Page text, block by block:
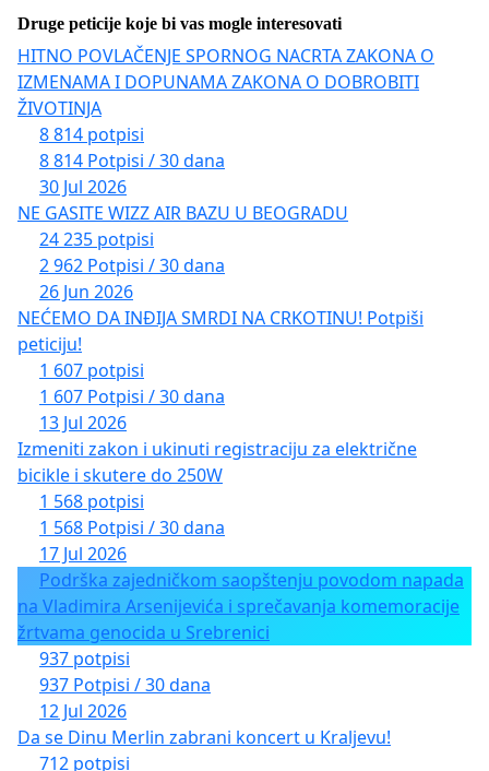
Druge peticije koje bi vas mogle interesovati
HITNO POVLAČENJE SPORNOG NACRTA ZAKONA O
IZMENAMA I DOPUNAMA ZAKONA O DOBROBITI
ŽIVOTINJA
8 814 potpisi
8 814 Potpisi / 30 dana
30 Jul 2026
NE GASITE WIZZ AIR BAZU U BEOGRADU
24 235 potpisi
2 962 Potpisi / 30 dana
26 Jun 2026
NEĆEMO DA INĐIJA SMRDI NA CRKOTINU! Potpiši
peticiju!
1 607 potpisi
1 607 Potpisi / 30 dana
13 Jul 2026
Izmeniti zakon i ukinuti registraciju za električne
bicikle i skutere do 250W
1 568 potpisi
1 568 Potpisi / 30 dana
17 Jul 2026
Podrška zajedničkom saopštenju povodom napada
na Vladimira Arsenijevića i sprečavanja komemoracije
žrtvama genocida u Srebrenici
937 potpisi
937 Potpisi / 30 dana
12 Jul 2026
Da se Dinu Merlin zabrani koncert u Kraljevu!
712 potpisi